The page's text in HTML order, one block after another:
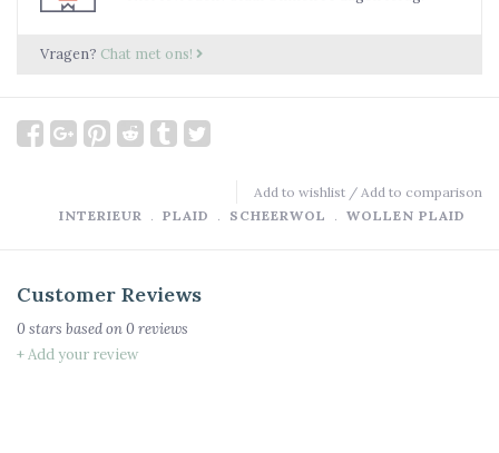
Vragen? Chat met ons!
Add to wishlist / Add to comparison
INTERIEUR ﹒ PLAID ﹒ SCHEERWOL ﹒ WOLLEN PLAID
Customer Reviews
0 stars based on0 reviews
+ Add your review